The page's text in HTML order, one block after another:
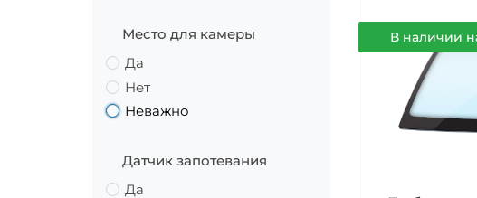
Место для камеры
Да
Нет
Неважно
Датчик запотевания
Да
В наличии